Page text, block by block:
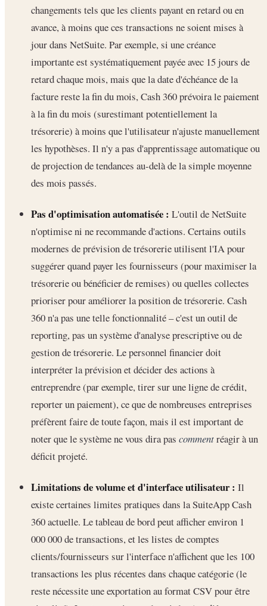
changements tels que les clients payant en retard ou en
avance, à moins que ces transactions ne soient mises à
jour dans NetSuite. Par exemple, si une créance
importante est systématiquement payée avec 15 jours de
retard chaque mois, mais que la date d'échéance de la
facture reste la fin du mois, Cash 360 prévoira le paiement
à la fin du mois (surestimant potentiellement la
trésorerie) à moins que l'utilisateur n'ajuste manuellement
les hypothèses. Il n'y a pas d'apprentissage automatique ou
de projection de tendances au-delà de la simple moyenne
des mois passés.
Pas d'optimisation automatisée : L'outil de NetSuite
n'optimise ni ne recommande d'actions. Certains outils
modernes de prévision de trésorerie utilisent l'IA pour
suggérer quand payer les fournisseurs (pour maximiser la
trésorerie ou bénéficier de remises) ou quelles collectes
prioriser pour améliorer la position de trésorerie. Cash
360 n'a pas une telle fonctionnalité – c'est un outil de
reporting, pas un système d'analyse prescriptive ou de
gestion de trésorerie. Le personnel financier doit
interpréter la prévision et décider des actions à
entreprendre (par exemple, tirer sur une ligne de crédit,
reporter un paiement), ce que de nombreuses entreprises
préfèrent faire de toute façon, mais il est important de
noter que le système ne vous dira pas commentréagir à un
déficit projeté.
Limitations de volume et d'interface utilisateur : Il
existe certaines limites pratiques dans la SuiteApp Cash
360 actuelle. Le tableau de bord peut afficher environ 1
000 000 de transactions, et les listes de comptes
clients/fournisseurs sur l'interface n'affichent que les 100
transactions les plus récentes dans chaque catégorie (le
reste nécessite une exportation au format CSV pour être